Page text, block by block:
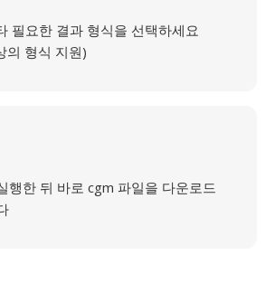
필요한 결과 형식을 선택하세요
의 형식 지원)
행한 뒤 바로 cgm 파일을 다운로드